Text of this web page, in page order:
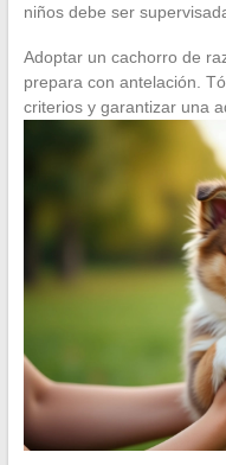
niños debe ser
Adoptar un cachorro de
prepara con antelación.
criterios y garantizar una